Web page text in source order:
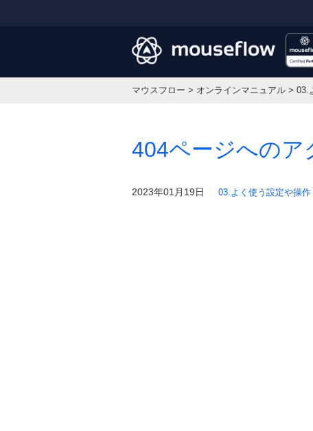
マウスフロー > オンラインマニュアル > 03.
404ページへのア
2023年01月19日 03.よく使う設定や操作